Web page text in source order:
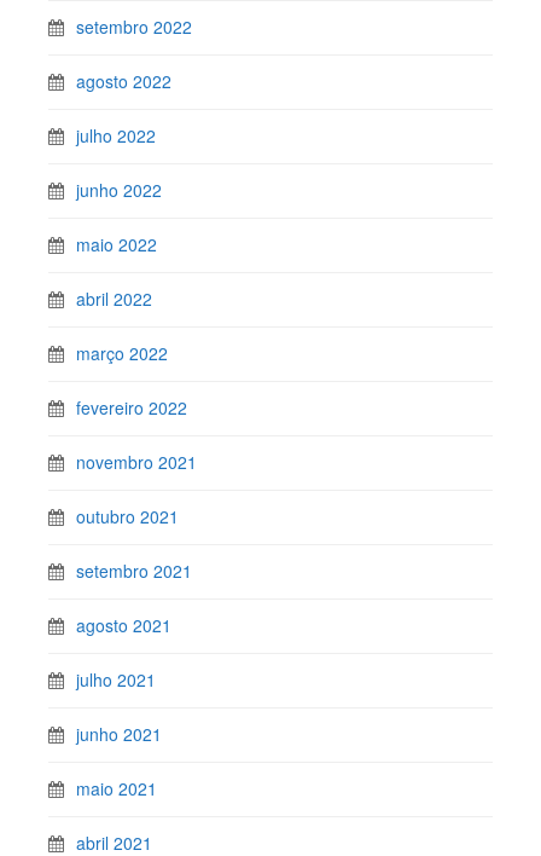
setembro 2022
agosto 2022
julho 2022
junho 2022
maio 2022
abril 2022
março 2022
fevereiro 2022
novembro 2021
outubro 2021
setembro 2021
agosto 2021
julho 2021
junho 2021
maio 2021
abril 2021